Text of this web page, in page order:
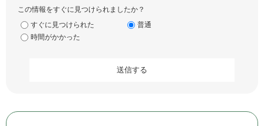
この情報をすぐに見つけられましたか？
すぐに見つけられた
普通
時間がかかった